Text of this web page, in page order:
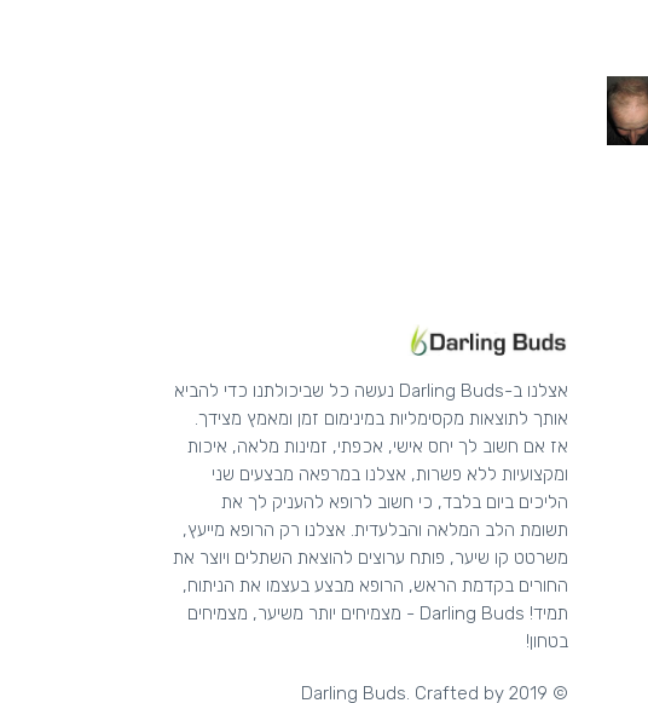
אצלנו ב-Darling Buds נעשה כל שביכולתנו כדי להביא
אותך לתוצאות מקסימליות במינימום זמן ומאמץ מצידך.
אז אם חשוב לך יחס אישי, אכפתי, זמינות מלאה, איכות
ומקצועיות ללא פשרות, אצלנו במרפאה מבצעים שני
הליכים ביום בלבד, כי חשוב לרופא להעניק לך את
תשומת הלב המלאה והבלעדית. אצלנו רק הרופא מייעץ,
משרטט קו שיער, פותח ערוצים להוצאת השתלים ויוצר את
החורים בקדמת הראש, הרופא מבצע בעצמו את הניתוח,
תמיד! Darling Buds - מצמיחים יותר משיער, מצמיחים
בטחון!
© 2019 Darling Buds. Crafted by